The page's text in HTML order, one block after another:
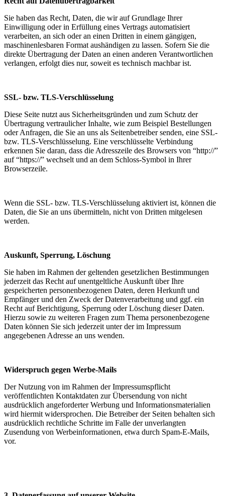
Sie haben das Recht, Daten, die wir auf Grundlage Ihrer
Einwilligung oder in Erfüllung eines Vertrags automatisiert
verarbeiten, an sich oder an einen Dritten in einem gängigen,
maschinenlesbaren Format aushändigen zu lassen. Sofern Sie die
direkte Übertragung der Daten an einen anderen Verantwortlichen
verlangen, erfolgt dies nur, soweit es technisch machbar ist.
SSL- bzw. TLS-Verschlüsselung
Diese Seite nutzt aus Sicherheitsgründen und zum Schutz der
Übertragung vertraulicher Inhalte, wie zum Beispiel Bestellungen
oder Anfragen, die Sie an uns als Seitenbetreiber senden, eine SSL-
bzw. TLS-Verschlüsselung. Eine verschlüsselte Verbindung
erkennen Sie daran, dass die Adresszeile des Browsers von “http://”
auf “https://” wechselt und an dem Schloss-Symbol in Ihrer
Browserzeile.
Wenn die SSL- bzw. TLS-Verschlüsselung aktiviert ist, können die
Daten, die Sie an uns übermitteln, nicht von Dritten mitgelesen
werden.
Auskunft, Sperrung, Löschung
Sie haben im Rahmen der geltenden gesetzlichen Bestimmungen
jederzeit das Recht auf unentgeltliche Auskunft über Ihre
gespeicherten personenbezogenen Daten, deren Herkunft und
Empfänger und den Zweck der Datenverarbeitung und ggf. ein
Recht auf Berichtigung, Sperrung oder Löschung dieser Daten.
Hierzu sowie zu weiteren Fragen zum Thema personenbezogene
Daten können Sie sich jederzeit unter der im Impressum
angegebenen Adresse an uns wenden.
Widerspruch gegen Werbe-Mails
Der Nutzung von im Rahmen der Impressumspflicht
veröffentlichten Kontaktdaten zur Übersendung von nicht
ausdrücklich angeforderter Werbung und Informationsmaterialien
wird hiermit widersprochen. Die Betreiber der Seiten behalten sich
ausdrücklich rechtliche Schritte im Falle der unverlangten
Zusendung von Werbeinformationen, etwa durch Spam-E-Mails,
vor.